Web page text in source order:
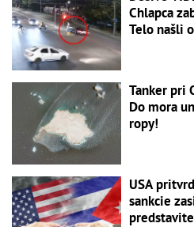
Chlapca
Telo našli
Tanker pri
Do mora
ropy!
USA
sankcie